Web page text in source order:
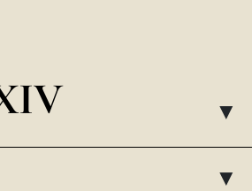
العربيّة
▸
▸